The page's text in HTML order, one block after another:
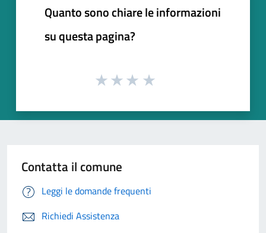
Quanto sono chiare le informazioni
su questa pagina?
Contatta il comune
Leggi le domande frequenti
Richiedi Assistenza